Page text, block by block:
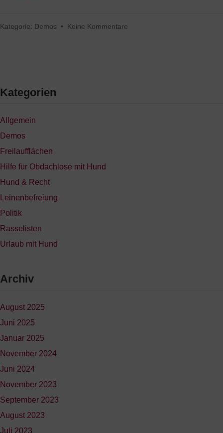
Kategorie: Demos • Keine Kommentare
Kategorien
Allgemein
Demos
Freilaufflächen
Hilfe für Obdachlose mit Hund
Hund & Recht
Leinenbefreiung
Politik
Rasselisten
Urlaub mit Hund
Archiv
August 2025
Juni 2025
Januar 2025
November 2024
Juni 2024
November 2023
September 2023
August 2023
Juli 2023